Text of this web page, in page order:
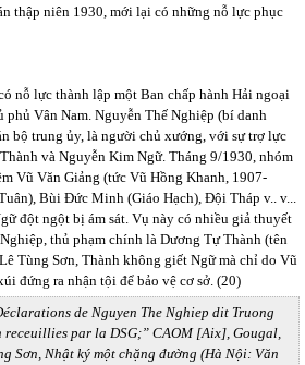
thập niên 1930, mới lại có những nỗ lực phục
nỗ lực thành lập một Ban chấp hành Hải ngoại
Vân Nam. Nguyễn Thế Nghiệp (bí danh
bộ trung ủy, là người chủ xướng, với sự trợ lực
và Nguyễn Kim Ngữ. Tháng 9/1930, nhóm
Vũ Văn Giảng (tức Vũ Hồng Khanh, 1907-
Bùi Đức Minh (Giáo Hạch), Đội Tháp v.. v...
đột ngột bị ám sát. Vụ này có nhiều giả thuyết
thủ phạm chính là Dương Tự Thành (tên
Tùng Sơn, Thành không giết Ngữ mà chỉ do Vũ
đứng ra nhận tội để bảo vệ cơ sở. (20)
de Nguyen The Nghiep dit Truong
receuillies par la DSG;” CAOM [Aix], Gougal,
Sơn, Nhật ký một chặng đường (Hà Nội: Văn